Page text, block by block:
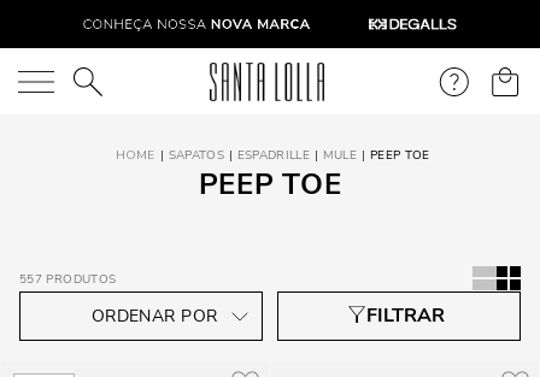
O que você está procurando?
SAPATOS ESPADRILLE MULE PEEP TOE
PEEP TOE
557 PRODUTOS